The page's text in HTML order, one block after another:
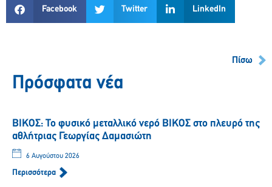
Facebook Twitter LinkedIn
Πίσω
Πρόσφατα νέα
ΒΙΚΟΣ: Το φυσικό μεταλλικό νερό ΒΙΚΟΣ στο πλευρό της
αθλήτριας Γεωργίας Δαμασιώτη
6 Αυγούστου 2026
Περισσότερα